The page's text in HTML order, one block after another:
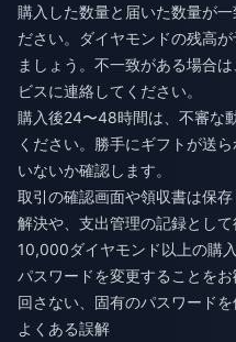
購入した数量と届いた数量が
ださい。ダイヤモンドの残高
ましょう。不一致がある場合
ビスに連絡してください。
購入後24〜48時間は、不審な
ください。勝手にギフトが送
いないか確認します。
取引の確認画面や領収書は保
解決や、支出管理の記録として
10,000ダイヤモンド以上の購
パスワードを変更することを
回さない、固有のパスワードを
よくある誤解